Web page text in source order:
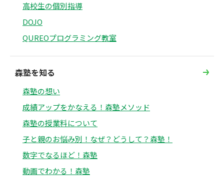
高校生の個別指導
DOJO
QUREOプログラミング教室
森塾を知る
森塾の想い
成績アップをかなえる！森塾メソッド
森塾の授業料について
子と親のお悩み別！なぜ？どうして？森塾！
数字でなるほど！森塾
動画でわかる！森塾